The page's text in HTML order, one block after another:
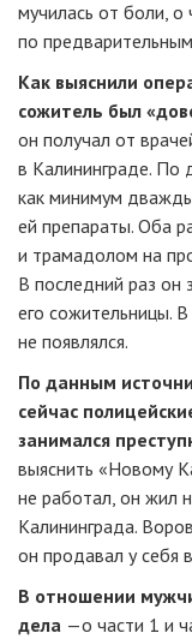
мучилась от боли,
по
Как выяснили
сожитель был
он получал от
в Калининграде. По
как минимум
ей препараты. Оба
и трамадолом на
В последний раз он
его сожительницы.
не появлялся.
По данным
сейчас
занимался
выяснить «Новому
не работал, он жил
Калининграда.
он продавал у себя
В отношении
дела —о части 1 и